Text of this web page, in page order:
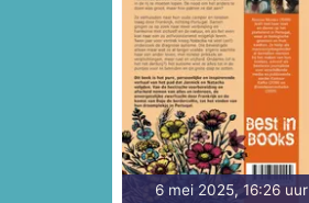
6 mei 2025, 16:26 uur